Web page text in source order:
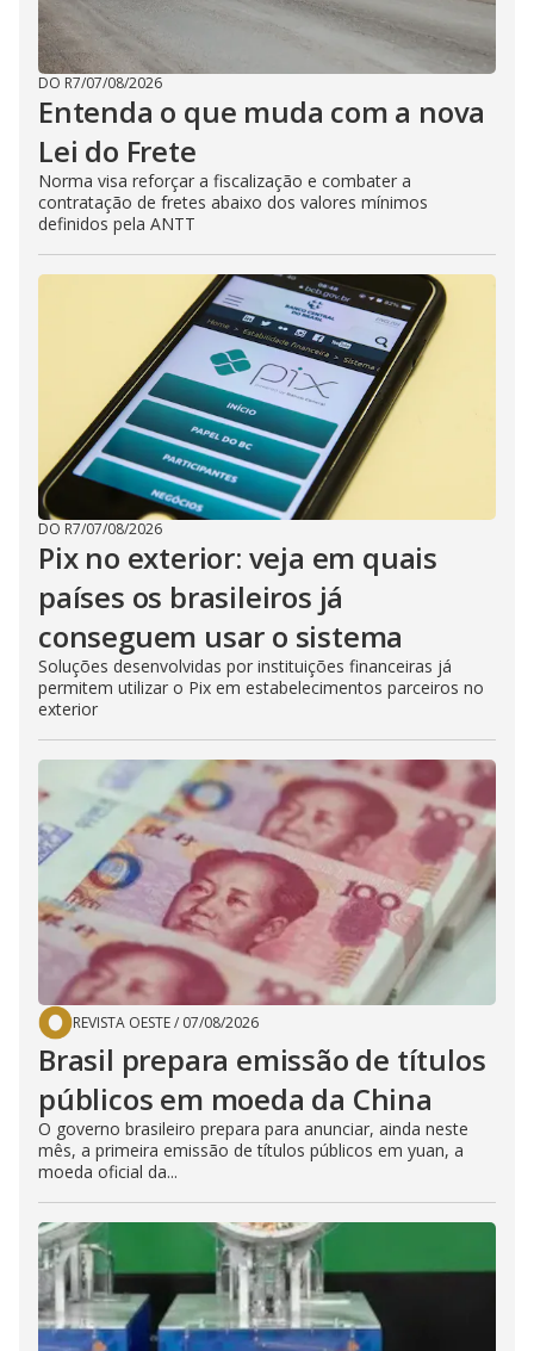
DO R7/07/08/2026
Entenda o que muda com a nova
Lei do Frete
Norma visa reforçar a fiscalização e combater a
contratação de fretes abaixo dos valores mínimos
definidos pela ANTT
DO R7/07/08/2026
Pix no exterior: veja em quais
países os brasileiros já
conseguem usar o sistema
Soluções desenvolvidas por instituições financeiras já
permitem utilizar o Pix em estabelecimentos parceiros no
exterior
REVISTA OESTE/ 07/08/2026
Brasil prepara emissão de títulos
públicos em moeda da China
O governo brasileiro prepara para anunciar, ainda neste
mês, a primeira emissão de títulos públicos em yuan, a
moeda oficial da...